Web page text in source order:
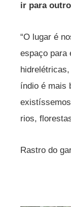
ir para
“O lugar é
espaço para
índio é mais
rios,
Rastro do